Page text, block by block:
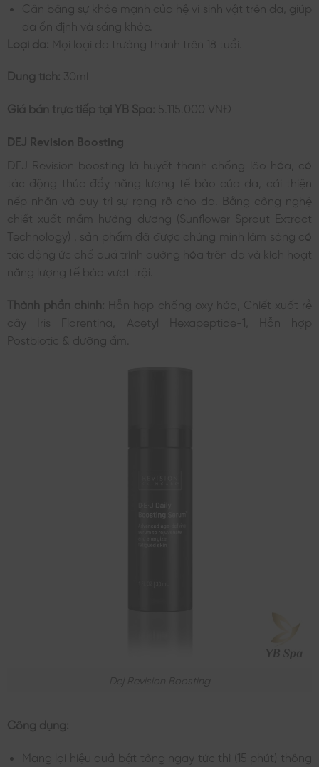
Cân bằng sự khỏe mạnh của hệ vi sinh vật trên da, giúp
da ổn định và sáng khỏe.
Loại da: Mọi loại da trưởng thành trên 18 tuổi.
Dung tích: 30ml
Giá bán trực tiếp tại YB Spa: 5.115.000 VNĐ
DEJ Revision Boosting
DEJ Revision boosting là huyết thanh chống lão hóa, có
tác động thúc đẩy năng lượng tế bào của da, cải thiện
nếp nhăn và duy trì sự rạng rỡ cho da. Bằng công nghệ
chiết xuất mầm hướng dương (Sunflower Sprout Extract
Technology) , sản phẩm đã được chứng minh lâm sàng có
tác động ức chế quá trình đường hóa trên da và kích hoạt
năng lượng tế bào vượt trội.
Thành phần chính: Hỗn hợp chống oxy hóa, Chiết xuất rễ
cây Iris Florentina, Acetyl Hexapeptide-1, Hỗn hợp
Postbiotic & dưỡng ẩm.
Dej Revision Boosting
Công dụng:
Mang lại hiệu quả bật tông ngay tức thì (15 phút) thông